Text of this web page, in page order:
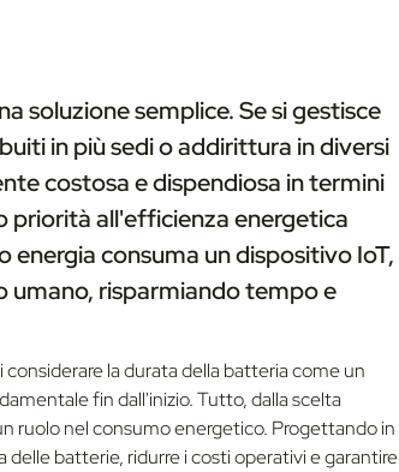
soluzione semplice. Se si gestisce
in più sedi o addirittura in diversi
costosa e dispendiosa in termini
priorità all'efficienza energetica
consuma un dispositivo IoT,
umano, risparmiando tempo e
la durata della batteria come un
fin dall'inizio. Tutto, dalla scelta
ruolo nel consumo energetico. Progettando in
batterie, ridurre i costi operativi e garantire